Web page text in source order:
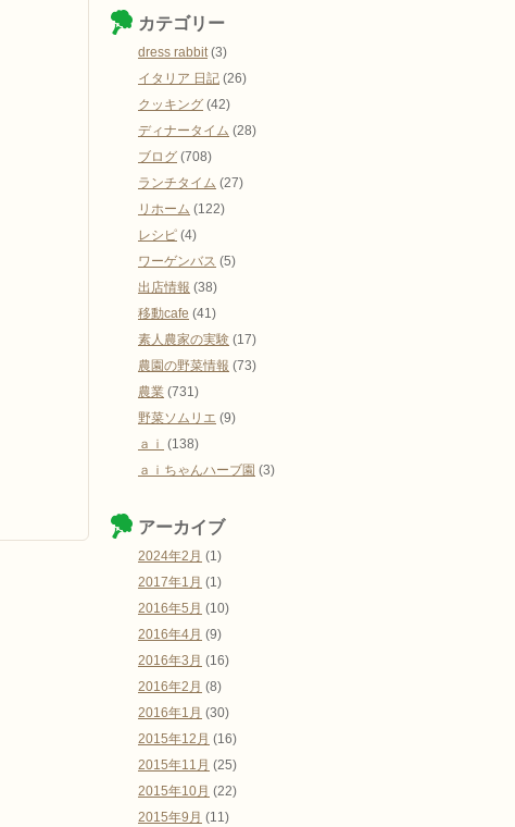
カテゴリー
dress rabbit(3)
イタリア 日記 (26)
クッキング (42)
ディナータイム (28)
ブログ (708)
ランチタイム (27)
リホーム (122)
レシピ (4)
ワーゲンバス (5)
出店情報 (38)
移動cafe (41)
素人農家の実験 (17)
農園の野菜情報 (73)
農業 (731)
野菜ソムリエ (9)
ａｉ (138)
ａｉちゃんハーブ園 (3)
アーカイブ
2024年2月 (1)
2017年1月 (1)
2016年5月 (10)
2016年4月 (9)
2016年3月 (16)
2016年2月 (8)
2016年1月 (30)
2015年12月 (16)
2015年11月 (25)
2015年10月 (22)
2015年9月 (11)